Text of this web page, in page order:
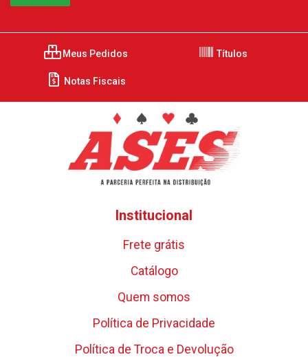
Meus Pedidos Títulos
Notas Fiscais
Institucional
Frete grátis
Catálogo
Quem somos
Política de Privacidade
Política de Troca e Devolução